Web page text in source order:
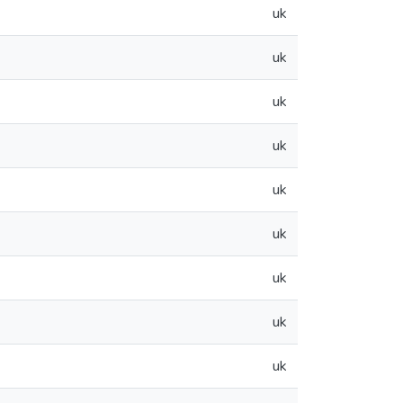
uk
uk
uk
uk
uk
uk
uk
uk
uk